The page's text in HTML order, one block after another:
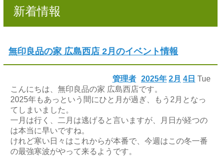
新着情報
無印良品の家 広島西店 2月のイベント情報
2025年 2月 4日 Tue
管理者
こんにちは、無印良品の家 広島西店です。
2025年もあっという間にひと月が過ぎ、もう2月となっ
てしまいました。
一月は行く、二月は逃げると言いますが、月日が経つの
は本当に早いですね。
けれど寒い日々はこれからが本番で、今週はこの冬一番
の最強寒波がやって来るようです。